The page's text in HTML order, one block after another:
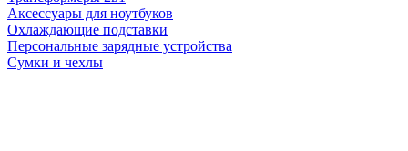
Аксессуары для ноутбуков
Охлаждающие подставки
Персональные зарядные устройства
Сумки и чехлы